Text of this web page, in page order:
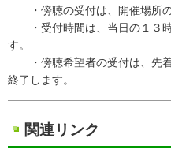
・傍聴の受付は、開催場所の
・受付時間は、当日の１３時
す。
・傍聴希望者の受付は、先着
終了します。
関連リンク